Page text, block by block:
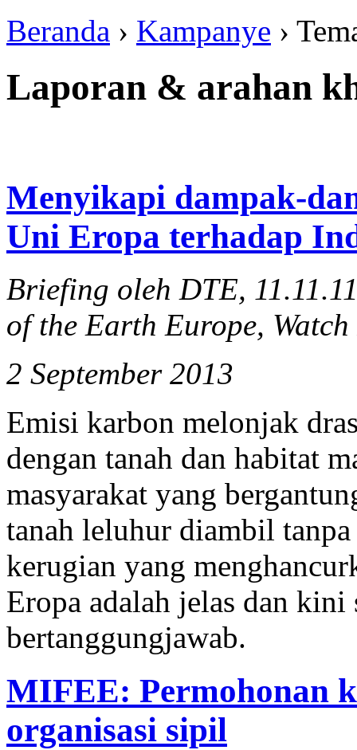
Beranda › Kampanye ›
Laporan & arahan
Menyikapi dampak-
Uni Eropa terhadap
Briefing oleh DTE,
of the Earth Europe,
2 September 2013
Emisi karbon melonjak
dengan tanah dan habitat
masyarakat yang
tanah leluhur diambil
kerugian yang
Eropa adalah jelas dan kini
bertanggungjawab.
MIFEE: Permohonan
organisasi sipil